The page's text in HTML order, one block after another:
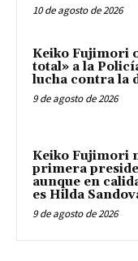
10 de agosto de 2026
Keiko Fujimori
total» a la
lucha contra la
9 de agosto de 2026
Keiko Fujimori
primera
aunque en
es Hilda
9 de agosto de 2026